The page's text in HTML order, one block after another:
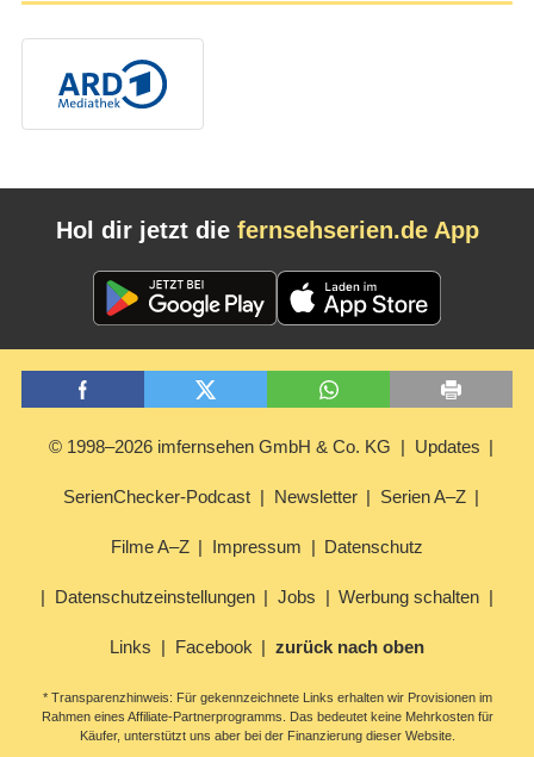
Hol dir jetzt die fernsehserien.de App
© 1998–2026 imfernsehen GmbH & Co. KG Updates
SerienChecker-Podcast Newsletter Serien A–Z
Filme A–Z Impressum Datenschutz
Datenschutzeinstellungen Jobs Werbung schalten
Links Facebook zurück nach oben
* Transparenzhinweis: Für gekennzeichnete Links erhalten wir Provisionen im
Rahmen eines Affiliate-Partnerprogramms. Das bedeutet keine Mehrkosten für
Käufer, unterstützt uns aber bei der Finanzierung dieser Website.